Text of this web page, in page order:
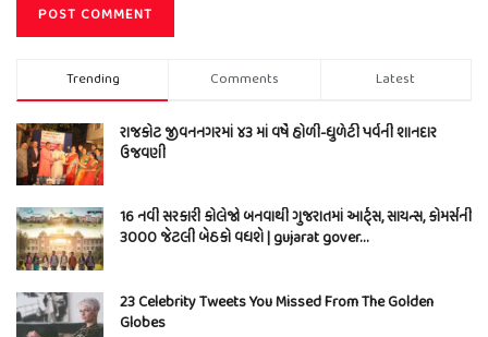
Trending Comments Latest
રાજકોટ જીવનનગરમાં ૪૩ માં વર્ષે હોળી-ધુળેટી પર્વની શાનદાર
ઉજવણી
16 નવી સરકારી કોલેજો બનવાથી ગુજરાતમાં આર્ટ્સ, સાયન્સ, કોમર્સની
3000 જેટલી બેઠકો વધશે | gujarat gover…
23 Celebrity Tweets You Missed From The Golden
Globes